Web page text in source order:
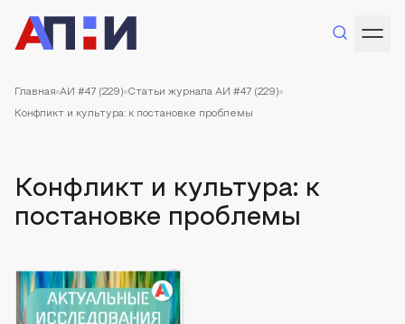
Главная АИ #47 (229) Статьи журнала АИ #47 (229)
Конфликт и культура: к постановке проблемы
Конфликт и культура: к
постановке проблемы